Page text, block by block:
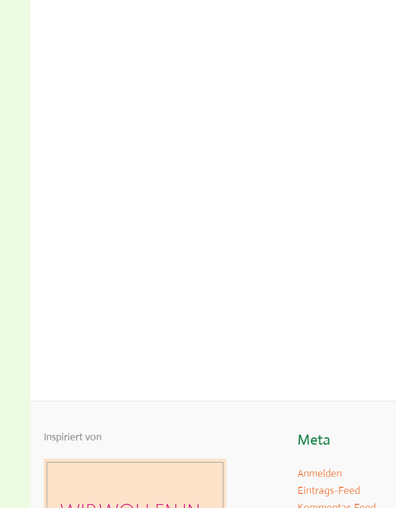
Inspiriert von Meta
Anmelden
Eintrags-Feed